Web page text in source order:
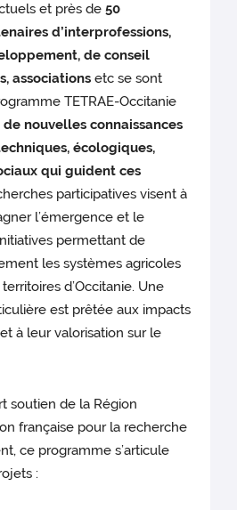
et près de50
d’interprofessions,
de conseil
associations etc se sont
TETRAE-Occitanie
nouvelles connaissances
écologiques,
qui guident ces
participatives visent à
l’émergence et le
permettant de
les systèmes agricoles
d’Occitanie. Une
est prêtée aux impacts
à leur valorisation sur le
soutien de la Région
française pour la recherche
ce programme s’articule
: